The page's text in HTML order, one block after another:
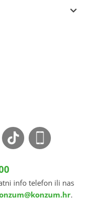
info telefon ili nas
.